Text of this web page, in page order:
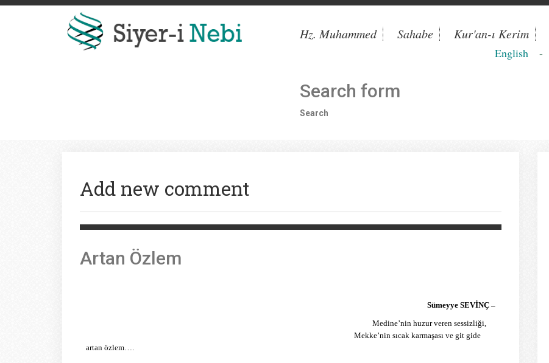
Hz. Muhammed Sahabe Kur'an-ı Kerim
English -
Search form
Search
Add new comment
Artan Özlem
Sümeyye SEVİNÇ –
Medine’nin huzur veren sessizliği,
Mekke’nin sıcak karmaşası ve git gide
artan özlem….